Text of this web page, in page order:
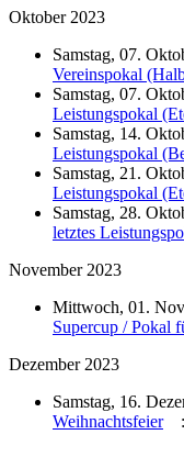
Oktober 2023
Samstag, 07.
Vereinspokal
Samstag, 07.
Leistungspokal
Samstag, 14.
Leistungspokal
Samstag, 21.
Leistungspokal
Samstag, 28.
letztes
November 2023
Mittwoch, 01.
Supercup / Pokal
Dezember 2023
Samstag, 16.
Weihnachtsfeier
Limite der